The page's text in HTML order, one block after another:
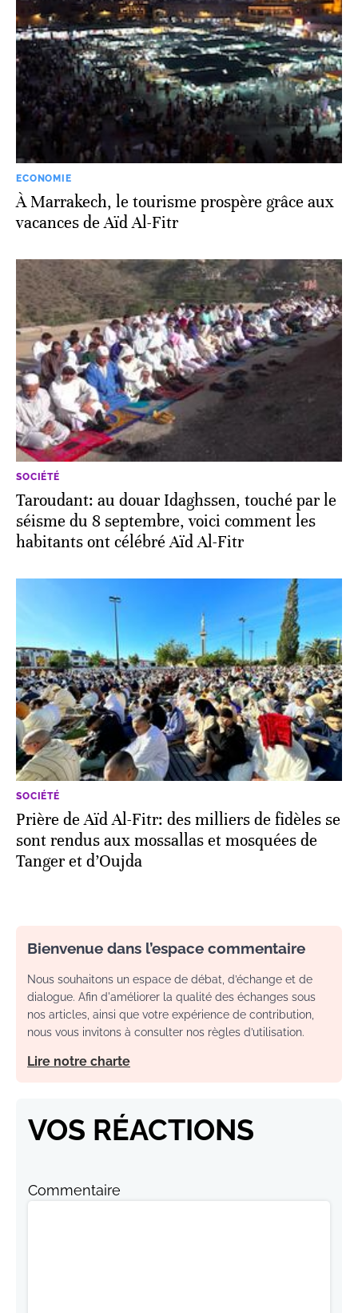
ECONOMIE
À Marrakech, le tourisme prospère grâce aux
vacances de Aïd Al-Fitr
SOCIÉTÉ
Taroudant: au douar Idaghssen, touché par le
séisme du 8 septembre, voici comment les
habitants ont célébré Aïd Al-Fitr
SOCIÉTÉ
Prière de Aïd Al-Fitr: des milliers de fidèles se
sont rendus aux mossallas et mosquées de
Tanger et d’Oujda
Bienvenue dans l’espace commentaire
Nous souhaitons un espace de débat, d’échange et de
dialogue. Afin d'améliorer la qualité des échanges sous
nos articles, ainsi que votre expérience de contribution,
nous vous invitons à consulter nos règles d’utilisation.
Lire notre charte
VOS RÉACTIONS
Commentaire